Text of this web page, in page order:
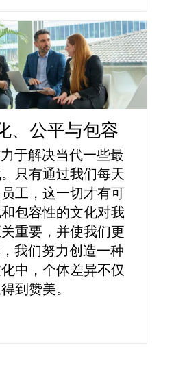
、公平与包容
于解决当代一些最
只有通过我们每天
工，这一切才有可
包容性的文化对我
重要，并使我们更
我们努力创造一种
中，个体差异不仅
到赞美。